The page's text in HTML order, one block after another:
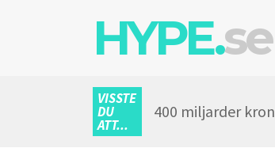
HYPE.se
VISSTE
DU
ATT...
400 miljarder